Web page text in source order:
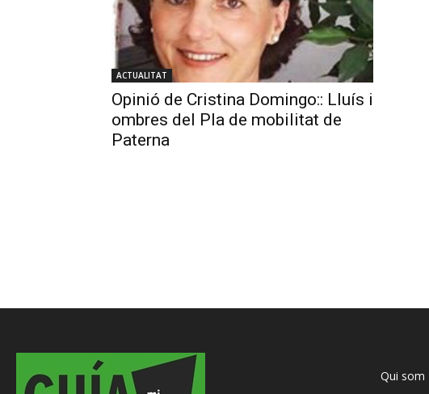
ACTUALITAT
Opinió de Cristina Domingo:: Lluís i
ombres del Pla de mobilitat de
Paterna
Qui som